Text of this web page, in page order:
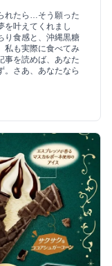
れたら…そう願った
を叶えてくれまし
り食感と、沖縄黒糖
私も実際に食べてみ
事を読めば、あなた
。さあ、あなたなら